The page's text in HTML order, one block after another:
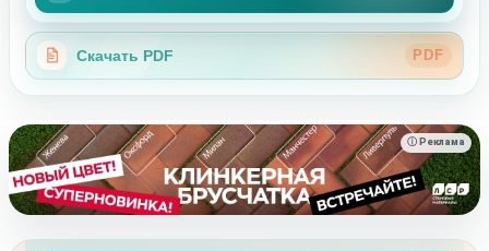
Скачать PDF PDF
ⓘ Реклама